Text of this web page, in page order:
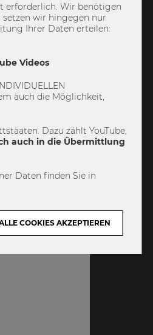
erforderlich. Wir benötigen
wir hingegen nur
Ihrer Daten erteilen:
Videos
auch die Möglichkeit,
Dazu zählt YouTube,
auch in die Übermittlung
Daten finden Sie in
COOKIES AKZEPTIEREN